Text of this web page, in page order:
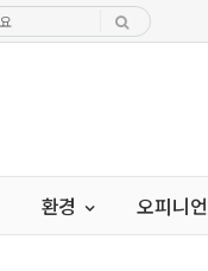
환경 오피니언